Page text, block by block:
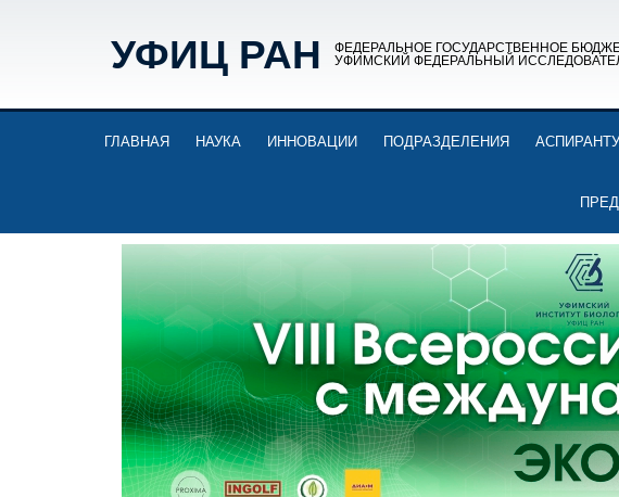
УФИЦ РАН
ФЕДЕРАЛЬНОЕ ГОСУДАРСТВЕННОЕ
УФИМСКИЙ ФЕДЕРАЛЬНЫЙ
ГЛАВНАЯ НАУКА ИННОВАЦИИ ПОДРАЗДЕЛЕНИЯ